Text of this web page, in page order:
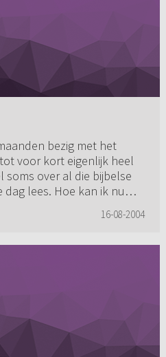
bezig met het
voor kort eigenlijk heel
soms over al die bijbelse
lees. Hoe kan ik nu
16-08-2004